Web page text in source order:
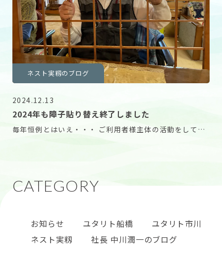
ネスト実籾のブログ
2024.12.13
2024年も障子貼り替え終了しました
毎年恒例とはいえ・・・ ご利用者様主体の活動をしてい
お知らせ ユタリト船橋
ユタリト市川
ネスト実籾
社長 中川潤一のブログ